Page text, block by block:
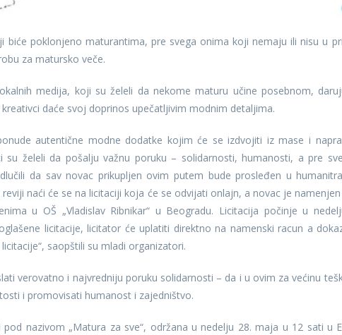
biće poklonjeno maturantima, pre svega onima koji nemaju ili nisu u
za matursko veče.
medija, koji su želeli da nekome maturu učine posebnom,
daće svoj doprinos upečatljivim modnim detaljima.
autentične modne dodatke kojim će se izdvojiti iz mase i
su želeli da pošalju važnu poruku – solidarnosti, humanosti, a pre
da sav novac prikupljen ovim putem bude prosleđen u
naći će se na licitaciji koja će se odvijati onlajn, a novac je
u OŠ „Vladislav Ribnikar“ u Beogradu. Licitacija počinje u
licitacije, licitator će uplatiti direktno na namenski racun a
saopštili su mladi organizatori.
verovatno i najvredniju poruku solidarnosti – da i u ovim za većinu
i promovisati humanost i zajedništvo.
nazivom „Matura za sve“, održana u nedelju 28. maja u 12 sati u